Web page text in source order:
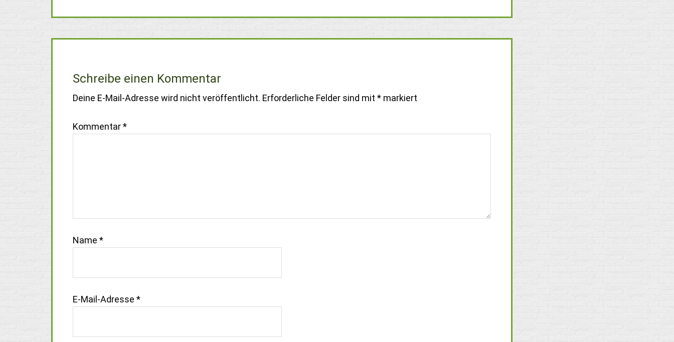
Schreibe einen Kommentar
Deine E-Mail-Adresse wird nicht veröffentlicht. Erforderliche Felder sind mit * markiert
Kommentar*
Name *
E-Mail-Adresse *